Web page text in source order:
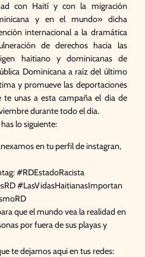
con Haití y con la migración
y en el mundo» dicha
internacional a la dramática
de derechos hacia las
haitiano y dominicanas de
Dominicana a raíz del último
y promueve las deportaciones
te unas a esta campaña el dia de
durante todo el dia.
lo siguiente:
en tu perfil de instagran,
#RDEstadoRacista
#LasVidasHaitianasImportan
que el mundo vea la realidad en
por fuera de sus playas y
te dejamos aqui en tus redes: